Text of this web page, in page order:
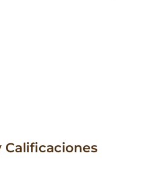
Calificaciones